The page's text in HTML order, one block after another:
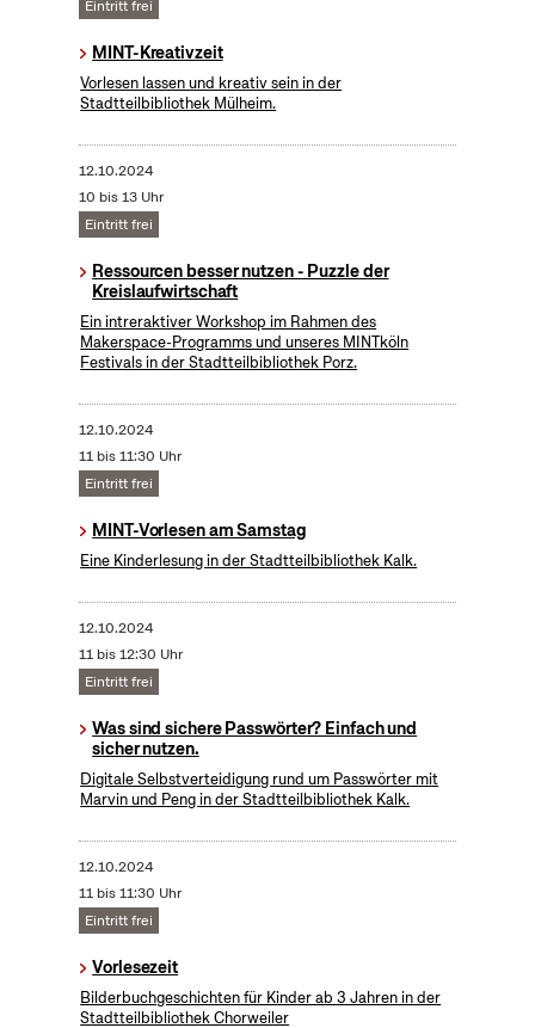
Eintritt frei
MINT-Kreativzeit
Vorlesen lassen und kreativ sein in der
Stadtteilbibliothek Mülheim.
12.10.2024
10 bis 13 Uhr
Eintritt frei
Ressourcen besser nutzen - Puzzle der
Kreislaufwirtschaft
Ein intreraktiver Workshop im Rahmen des
Makerspace-Programms und unseres MINTköln
Festivals in der Stadtteilbibliothek Porz.
12.10.2024
11 bis 11:30 Uhr
Eintritt frei
MINT-Vorlesen am Samstag
Eine Kinderlesung in der Stadtteilbibliothek Kalk.
12.10.2024
11 bis 12:30 Uhr
Eintritt frei
Was sind sichere Passwörter? Einfach und
sicher nutzen.
Digitale Selbstverteidigung rund um Passwörter mit
Marvin und Peng in der Stadtteilbibliothek Kalk.
12.10.2024
11 bis 11:30 Uhr
Eintritt frei
Vorlesezeit
Bilderbuchgeschichten für Kinder ab 3 Jahren in der
Stadtteilbibliothek Chorweiler